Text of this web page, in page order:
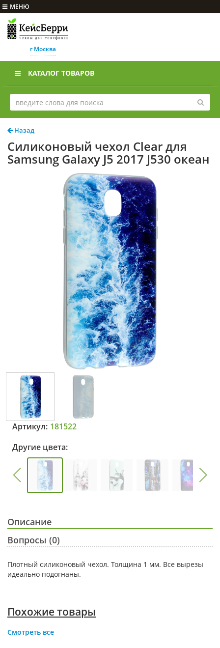
МЕНЮ
г Москва
КАТАЛОГ ТОВАРОВ
Назад
Силиконовый чехол Clear для
Samsung Galaxy J5 2017 J530 океан
Артикул: 181522
Другие цвета:
Описание
Вопросы (0)
Плотный силиконовый чехол. Толщина 1 мм. Все вырезы
идеально подогнаны.
Похожие товары
Смотреть все